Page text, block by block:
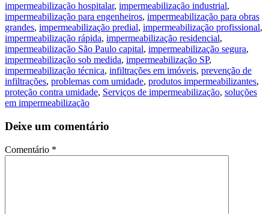
impermeabilização hospitalar, impermeabilização industrial,
impermeabilização para engenheiros, impermeabilização para obras
grandes, impermeabilização predial, impermeabilização profissional,
impermeabilização rápida, impermeabilização residencial,
impermeabilização São Paulo capital, impermeabilização segura,
impermeabilização sob medida, impermeabilização SP,
impermeabilização técnica, infiltrações em imóveis, prevenção de
infiltrações, problemas com umidade, produtos impermeabilizantes,
proteção contra umidade, Serviços de impermeabilização, soluções
em impermeabilização
Deixe um comentário
Comentário *